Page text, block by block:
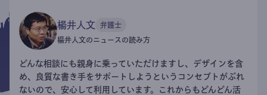
楊井人文 弁護士
楊井人文のニュースの読み方
どんな相談にも親身に乗っていただけますし、デザインを含
め、良質な書き手をサポートしようというコンセプトがぶれ
ないので、安心して利用しています。これからもどんどん活